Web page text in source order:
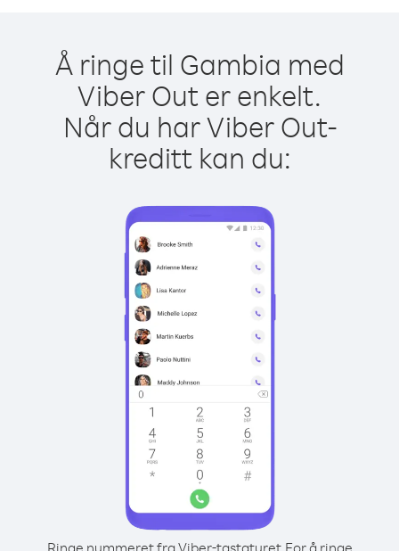
Å ringe til Gambia med
Viber Out er enkelt.
Når du har Viber Out-
kreditt kan du:
Ringe nummeret fra Viber-tastaturet.For å ringe